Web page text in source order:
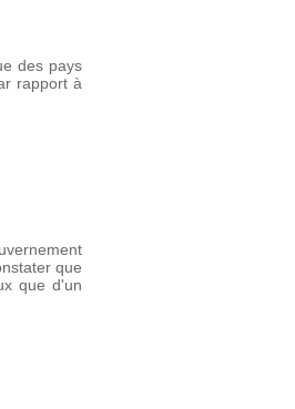
des pays
rapport à
que
que d'un